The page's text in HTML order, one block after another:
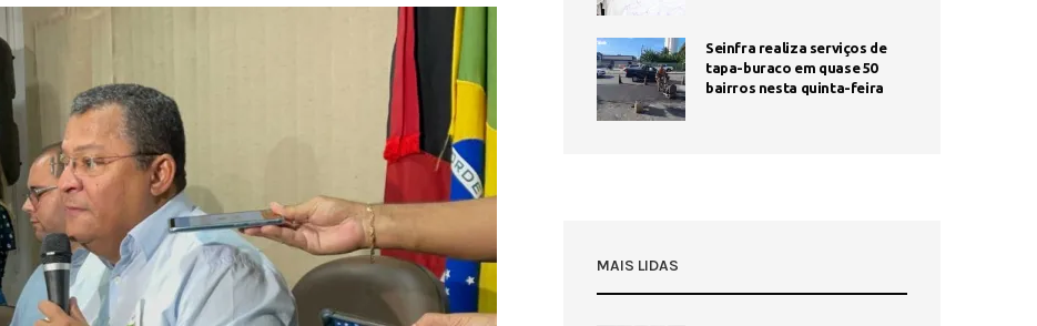
Seinfra realiza serviços de
tapa-buraco em quase 50
bairros nesta quinta-feira
MAIS LIDAS